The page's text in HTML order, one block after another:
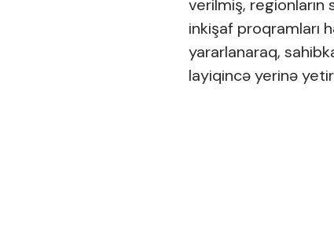
verilmiş,
inkişaf proqramları
yararlanaraq,
layiqincə yerinə